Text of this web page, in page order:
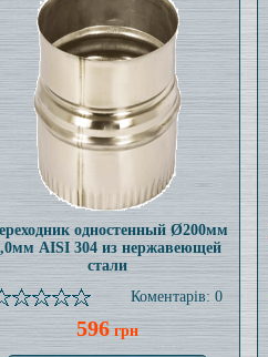
одностенный Ø200мм
AISI 304 из нержавеющей
стали
Коментарів: 0
596грн